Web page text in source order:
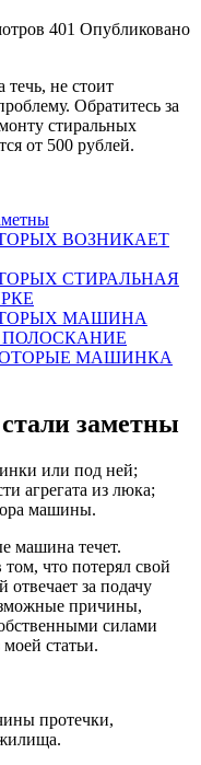
401 Опубликовано
не стоит
Обратитесь за
стиральных
от 500 рублей.
ВОЗНИКАЕТ
СТИРАЛЬНАЯ
МАШИНА
ПОЛОСКАНИЕ
МАШИНКА
заметны
или под ней;
агрегата из люка;
машины.
машина течет.
что потерял свой
за подачу
причины,
силами
статьи.
протечки,